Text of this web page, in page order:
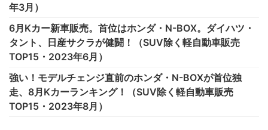
年3月）
6月Kカー新車販売。首位はホンダ・N-BOX。ダイハツ・
タント、日産サクラが健闘！（SUV除く軽自動車販売
TOP15・2023年6月）
強い！モデルチェンジ直前のホンダ・N-BOXが首位独
走、8月Kカーランキング！（SUV除く軽自動車販売
TOP15・2023年8月）